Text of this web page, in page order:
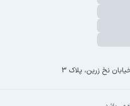
نخ زرین، پلاک 3